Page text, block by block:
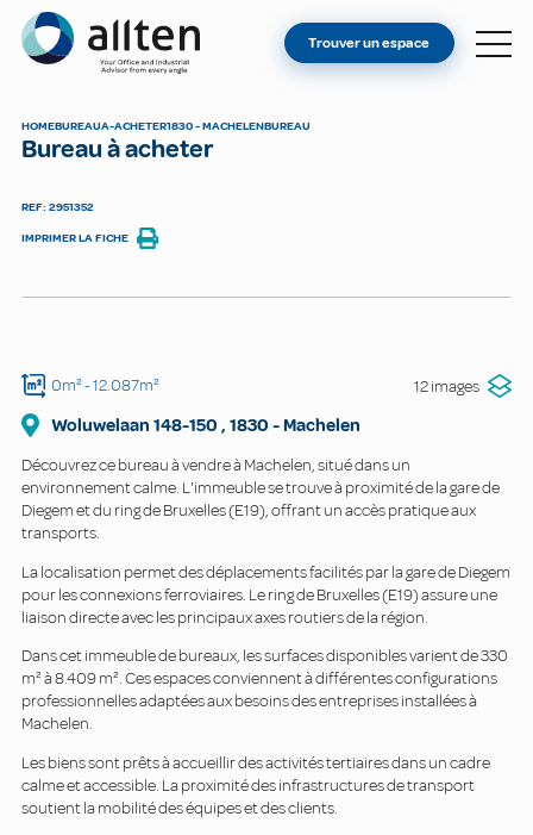
Allten
TROUVER UN ESPACE
Trouver un espace
HOMEBUREAUA-ACHETER1830 - MACHELENBUREAU
Bureau à acheter
REF: 2951352
IMPRIMER LA FICHE
0m²- 12.087m² 12 images
Woluwelaan 148-150 , 1830 -Machelen
Découvrez ce bureau à vendre à Machelen, situé dans un
environnement calme. L'immeuble se trouve à proximité de la gare de
Diegem et du ring de Bruxelles (E19), offrant un accès pratique aux
transports.
La localisation permet des déplacements facilités par la gare de Diegem
pour les connexions ferroviaires. Le ring de Bruxelles (E19) assure une
liaison directe avec les principaux axes routiers de la région.
Dans cet immeuble de bureaux, les surfaces disponibles varient de 330
m² à 8.409 m². Ces espaces conviennent à différentes configurations
professionnelles adaptées aux besoins des entreprises installées à
Machelen.
Les biens sont prêts à accueillir des activités tertiaires dans un cadre
calme et accessible. La proximité des infrastructures de transport
soutient la mobilité des équipes et des clients.